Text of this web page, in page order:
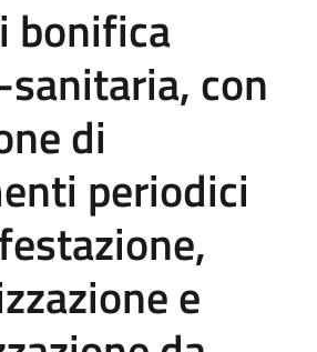
bonifica
con
di
periodici
e